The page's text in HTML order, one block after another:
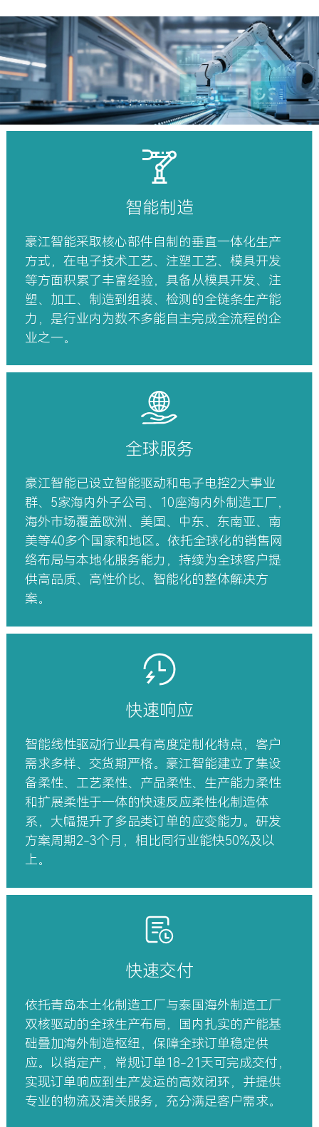
智能制造
豪江智能采取核心部件自制的垂直一体化生产
方式，在电子技术工艺、注塑工艺、模具开发
等方面积累了丰富经验，具备从模具开发、注
塑、加工、制造到组装、检测的全链条生产能
力，是行业内为数不多能自主完成全流程的企
业之一。
全球服务
豪江智能已设立智能驱动和电子电控2大事业
群、5家海内外子公司、10座海内外制造工厂，
海外市场覆盖欧洲、美国、中东、东南亚、南
美等40多个国家和地区。依托全球化的销售网
络布局与本地化服务能力，持续为全球客户提
供高品质、高性价比、智能化的整体解决方
案。
快速响应
智能线性驱动行业具有高度定制化特点，客户
需求多样、交货期严格。豪江智能建立了集设
备柔性、工艺柔性、产品柔性、生产能力柔性
和扩展柔性于一体的快速反应柔性化制造体
系，大幅提升了多品类订单的应变能力。研发
方案周期2-3个月，相比同行业能快50%及以
上。
快速交付
依托青岛本土化制造工厂与泰国海外制造工厂
双核驱动的全球生产布局，国内扎实的产能基
础叠加海外制造枢纽，保障全球订单稳定供
应。以销定产，常规订单18-21天可完成交付，
实现订单响应到生产发运的高效闭环，并提供
专业的物流及清关服务，充分满足客户需求。